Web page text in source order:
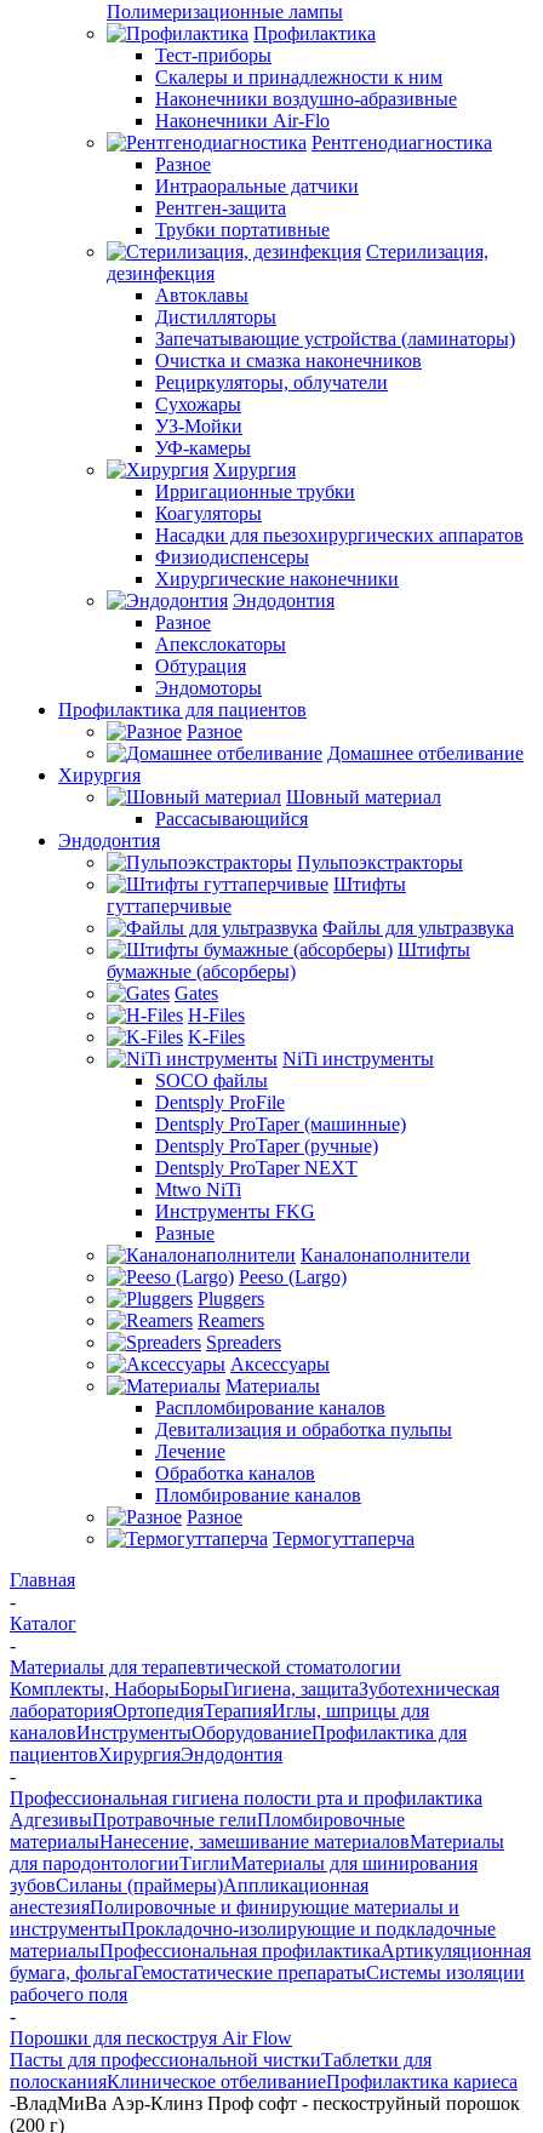
Полимеризационные лампы
Профилактика
Тест-приборы
Скалеры и принадлежности к ним
Наконечники воздушно-абразивные
Наконечники Air-Flo
Рентгенодиагностика
Разное
Интраоральные датчики
Рентген-защита
Трубки портативные
Стерилизация,
дезинфекция
Автоклавы
Дистилляторы
Запечатывающие устройства (ламинаторы)
Очистка и смазка наконечников
Рециркуляторы, облучатели
Сухожары
УЗ-Мойки
УФ-камеры
Хирургия
Ирригационные трубки
Коагуляторы
Насадки для пьезохирургических аппаратов
Физиодиспенсеры
Хирургические наконечники
Эндодонтия
Разное
Апекслокаторы
Обтурация
Эндомоторы
Профилактика для пациентов
Разное
Домашнее отбеливание
Хирургия
Шовный материал
Рассасывающийся
Эндодонтия
Пульпоэкстракторы
Штифты
гуттаперчивые
Файлы для ультразвука
Штифты
бумажные (абсорберы)
Gates
H-Files
K-Files
NiTi инструменты
SOCO файлы
Dentsply ProFile
Dentsply ProTaper (машинные)
Dentsply ProTaper (ручные)
Dentsply ProTaper NEXT
Mtwo NiTi
Инструменты FKG
Разные
Каналонаполнители
Peeso (Largo)
Pluggers
Reamers
Spreaders
Аксессуары
Материалы
Распломбирование каналов
Девитализация и обработка пульпы
Лечение
Обработка каналов
Пломбирование каналов
Разное
Термогуттаперча
Главная
-
Каталог
-
Материалы для терапевтической стоматологии
Комплекты, НаборыБорыГигиена, защитаЗуботехническая
лабораторияОртопедияТерапияИглы, шприцы для
каналовИнструментыОборудованиеПрофилактика для
пациентовХирургияЭндодонтия
-
Профессиональная гигиена полости рта и профилактика
АдгезивыПротравочные гелиПломбировочные
материалыНанесение, замешивание материаловМатериалы
для пародонтологииТиглиМатериалы для шинирования
зубовСиланы (праймеры)Аппликационная
анестезияПолировочные и финирующие материалы и
инструментыПрокладочно-изолирующие и подкладочные
материалыПрофессиональная профилактикаАртикуляционная
бумага, фольгаГемостатические препаратыСистемы изоляции
рабочего поля
-
Порошки для пескоструя Air Flow
Пасты для профессиональной чисткиТаблетки для
полосканияКлиническое отбеливаниеПрофилактика кариеса
-ВладМиВа Аэр-Клинз Проф софт - пескоструйный порошок
(200 г)